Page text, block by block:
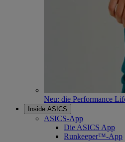
Neu: die Performance
Inside ASICS
ASICS-App
Die ASICS App
Runkeeper™-App